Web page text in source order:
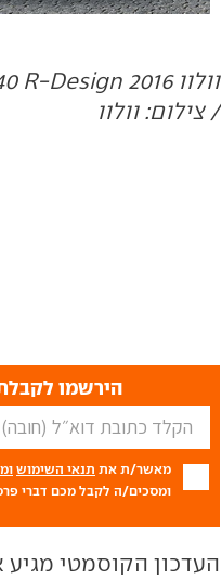
/ צילום: וולוו
הירשמו
מאשר/ת את תנאי השימוש
ומסכים/ה לקבל מכם דברי
העדכון הקוסמטי